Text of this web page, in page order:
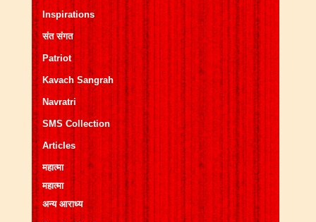
Inspirations
संत संगत
Patriot
Kavach Sangrah
Navratri
SMS Collection
Articles
महात्मा
महात्मा
अन्य आराध्य